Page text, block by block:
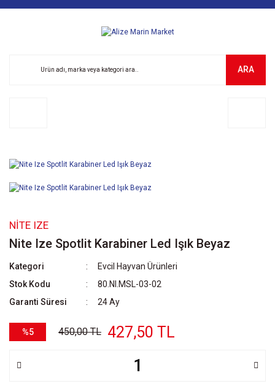
ARA
NITE IZE
Nite Ize Spotlit Karabiner Led Işık Beyaz
Kategori
Evcil Hayvan Ürünleri
Stok Kodu
80.NI.MSL-03-02
Garanti Süresi
24 Ay
%5 450,00 TL 427,50 TL